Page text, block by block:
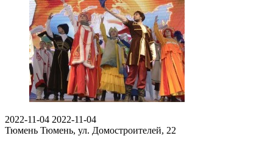
2022-11-04 2022-11-04
Тюмень Тюмень, ул. Домостроителей, 22